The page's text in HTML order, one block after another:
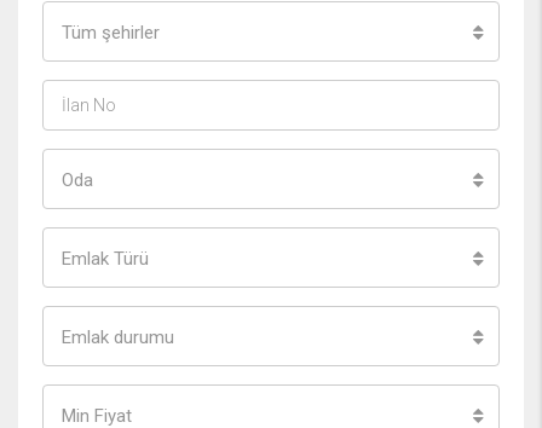
Tüm şehirler
Oda
Emlak Türü
Emlak durumu
Min Fiyat